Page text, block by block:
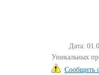
Дата:
Уникальных
Сообщить